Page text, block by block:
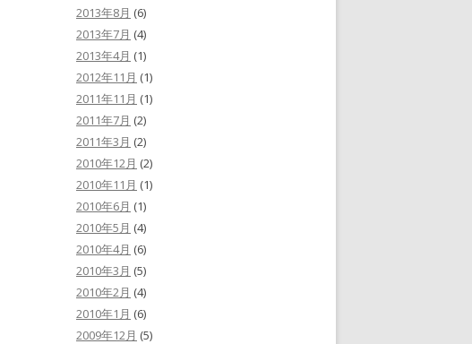
2013年8月 (6)
2013年7月 (4)
2013年4月 (1)
2012年11月 (1)
2011年11月 (1)
2011年7月 (2)
2011年3月 (2)
2010年12月 (2)
2010年11月 (1)
2010年6月 (1)
2010年5月 (4)
2010年4月 (6)
2010年3月 (5)
2010年2月 (4)
2010年1月 (6)
2009年12月 (5)